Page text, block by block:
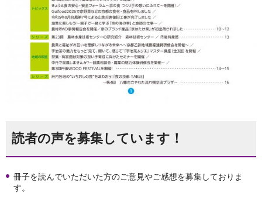
読者の声を募集しています！
冊子を読んでいただいた方のご意見やご感想を募集しておりま
す。